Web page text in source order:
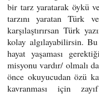
bir tarz yaratarak öykü
tarzını yaratan Türk
karşılaştırırsan Türk
kolay algılayabilirsin.
hayat yaşaması
misyonu vardır/ olmalı
önce okuyucudan özü
kavranması için